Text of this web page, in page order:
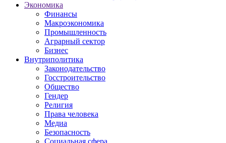
Экономика
Финансы
Макроэкономика
Промышленность
Аграрный сектор
Бизнес
Внутриполитика
Законодательство
Госстроительство
Общество
Гендер
Религия
Права человека
Медиа
Безопасность
Социальная сфера